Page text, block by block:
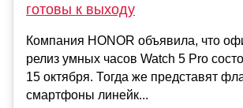
готовы к выходу
Компания HONOR объявила, что
релиз умных часов Watch 5 Pro
15 октября. Тогда же представят
смартфоны линейк...